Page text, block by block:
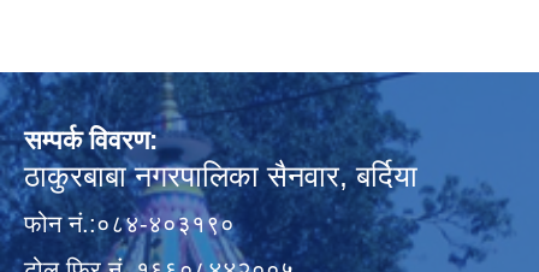
सम्पर्क विवरण:
ठाकुरबाबा नगरपालिका सैनवार, बर्दिया
फोन नं.:०८४-४०३१९०